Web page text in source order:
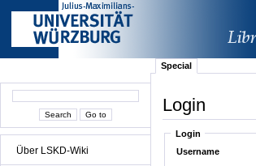
Über LSKD-Wiki
Special
Login
Login
Username